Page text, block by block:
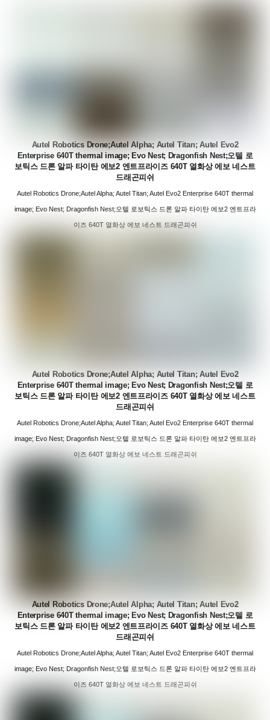
Autel Robotics Drone;Autel Alpha; Autel Titan; Autel Evo2
Enterprise 640T thermal image; Evo Nest; Dragonfish Nest;오텔 로
보틱스 드론 알파 타이탄 에보2 엔트프라이즈 640T 열화상 에보 네스트
드래곤피쉬
Autel Robotics Drone;Autel Alpha; Autel Titan; Autel Evo2 Enterprise 640T thermal
image; Evo Nest; Dragonfish Nest;오텔 로보틱스 드론 알파 타이탄 에보2 엔트프라
이즈 640T 열화상 에보 네스트 드래곤피쉬
Autel Robotics Drone;Autel Alpha; Autel Titan; Autel Evo2
Enterprise 640T thermal image; Evo Nest; Dragonfish Nest;오텔 로
보틱스 드론 알파 타이탄 에보2 엔트프라이즈 640T 열화상 에보 네스트
드래곤피쉬
Autel Robotics Drone;Autel Alpha; Autel Titan; Autel Evo2 Enterprise 640T thermal
image; Evo Nest; Dragonfish Nest;오텔 로보틱스 드론 알파 타이탄 에보2 엔트프라
이즈 640T 열화상 에보 네스트 드래곤피쉬
Autel Robotics Drone;Autel Alpha; Autel Titan; Autel Evo2
Enterprise 640T thermal image; Evo Nest; Dragonfish Nest;오텔 로
보틱스 드론 알파 타이탄 에보2 엔트프라이즈 640T 열화상 에보 네스트
드래곤피쉬
Autel Robotics Drone;Autel Alpha; Autel Titan; Autel Evo2 Enterprise 640T thermal
image; Evo Nest; Dragonfish Nest;오텔 로보틱스 드론 알파 타이탄 에보2 엔트프라
이즈 640T 열화상 에보 네스트 드래곤피쉬